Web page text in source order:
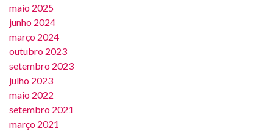
maio 2025
junho 2024
março 2024
outubro 2023
setembro 2023
julho 2023
maio 2022
setembro 2021
março 2021